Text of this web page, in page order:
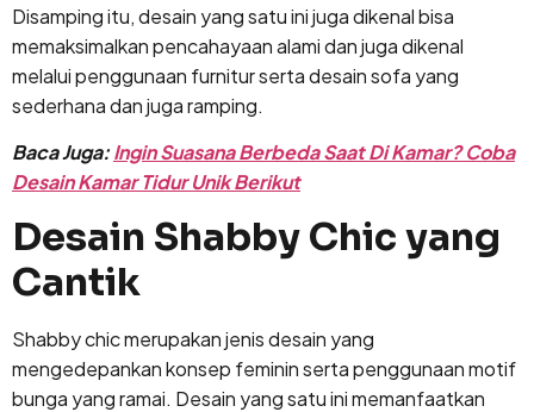
Disamping itu, desain yang satu ini juga dikenal bisa
memaksimalkan pencahayaan alami dan juga dikenal
melalui penggunaan furnitur serta desain sofa yang
sederhana dan juga ramping.
Baca Juga:Ingin Suasana Berbeda Saat Di Kamar? Coba
Desain Kamar Tidur Unik Berikut
Desain Shabby Chic yang
Cantik
Shabby chic merupakan jenis desain yang
mengedepankan konsep feminin serta penggunaan motif
bunga yang ramai. Desain yang satu ini memanfaatkan